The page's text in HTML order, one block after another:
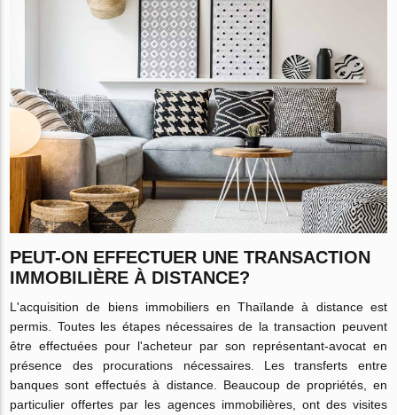
PEUT-ON EFFECTUER UNE TRANSACTION
IMMOBILIÈRE À DISTANCE?
L'acquisition de biens immobiliers en Thaïlande à distance est
permis. Toutes les étapes nécessaires de la transaction peuvent
être effectuées pour l'acheteur par son représentant-avocat en
présence des procurations nécessaires. Les transferts entre
banques sont effectués à distance. Beaucoup de propriétés, en
particulier offertes par les agences immobilières, ont des visites